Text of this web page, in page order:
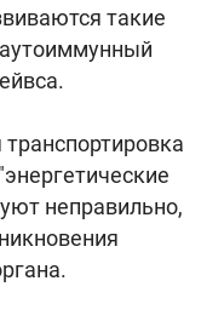
такие
неправильно,